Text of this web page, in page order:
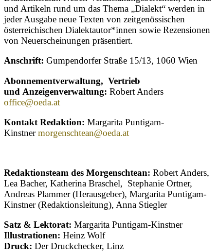
und Artikeln rund um das Thema „Dialekt“ werden in
jeder Ausgabe neue Texten von zeitgenössischen
österreichischen Dialektautor*innen sowie Rezensionen
von Neuerscheinungen präsentiert.
Anschrift: Gumpendorfer Straße 15/13, 1060 Wien
Abonnementverwaltung, Vertrieb
und Anzeigenverwaltung: Robert Anders
office@oeda.at
Kontakt Redaktion: Margarita Puntigam-
Kinstnermorgenschtean@oeda.at
Redaktionsteam des Morgenschtean: Robert Anders,
Lea Bacher, Katherina Braschel, Stephanie Ortner,
Andreas Plammer (Herausgeber), Margarita Puntigam-
Kinstner (Redaktionsleitung), Anna Stiegler
Satz & Lektorat: Margarita Puntigam-Kinstner
Illustrationen: Heinz Wolf
Druck: Der Druckchecker, Linz